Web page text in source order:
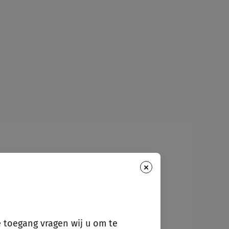
×
vragen wij u om te